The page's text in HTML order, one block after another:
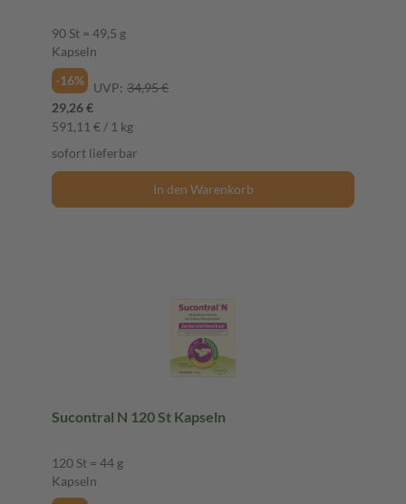
90 St = 49,5 g
Kapseln
-16%
UVP: 34,95 €
29,26 €
591,11 € / 1 kg
sofort lieferbar
In den Warenkorb
Sucontral N 120 St Kapseln
120 St = 44 g
Kapseln